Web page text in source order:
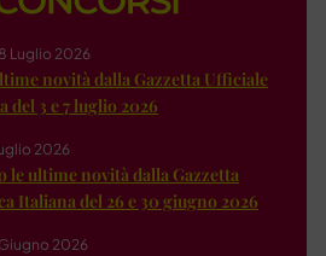
Luglio 2026
novità dalla Gazzetta Ufficiale
del 3 e 7 luglio 2026
2026
le ultime novità dalla Gazzetta
Italiana del 26 e 30 giugno 2026
2026